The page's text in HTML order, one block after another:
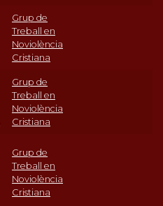
Grup de
Treball en
Noviolència
Cristiana
Grup de
Treball en
Noviolència
Cristiana
Grup de
Treball en
Noviolència
Cristiana